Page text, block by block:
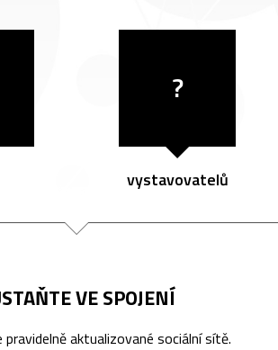
?
vystavovatelů
VE SPOJENÍ
pravidelně aktualizované sociální sítě.